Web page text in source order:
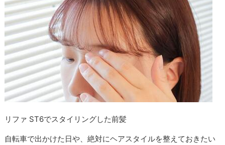
リファ ST6でスタイリングした前髪
自転車で出かけた日や、絶対にヘアスタイルを整えておきたい